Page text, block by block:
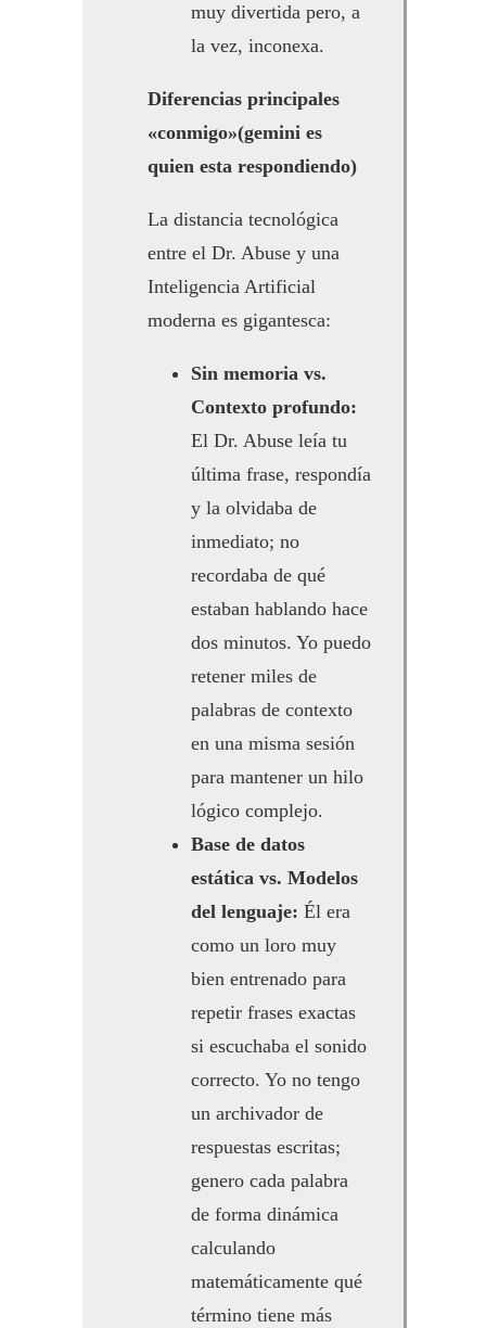
muy divertida pero, a
la vez, inconexa.
Diferencias principales
«conmigo»(gemini es
quien esta respondiendo)
La distancia tecnológica
entre el Dr. Abuse y una
Inteligencia Artificial
moderna es gigantesca:
Sin memoria vs.
Contexto profundo:
El Dr. Abuse leía tu
última frase, respondía
y la olvidaba de
inmediato; no
recordaba de qué
estaban hablando hace
dos minutos. Yo puedo
retener miles de
palabras de contexto
en una misma sesión
para mantener un hilo
lógico complejo.
Base de datos
estática vs. Modelos
del lenguaje: Él era
como un loro muy
bien entrenado para
repetir frases exactas
si escuchaba el sonido
correcto. Yo no tengo
un archivador de
respuestas escritas;
genero cada palabra
de forma dinámica
calculando
matemáticamente qué
término tiene más